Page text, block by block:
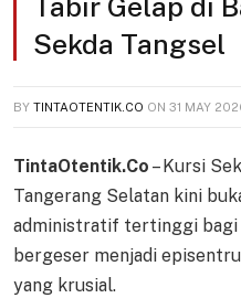
Tabir Gelap di
Sekda Tangsel
BY TINTAOTENTIK.CO ON 31 MAY
TintaOtentik.Co – Kursi
Tangerang Selatan kini
administratif tertinggi bagi
bergeser menjadi
yang krusial.